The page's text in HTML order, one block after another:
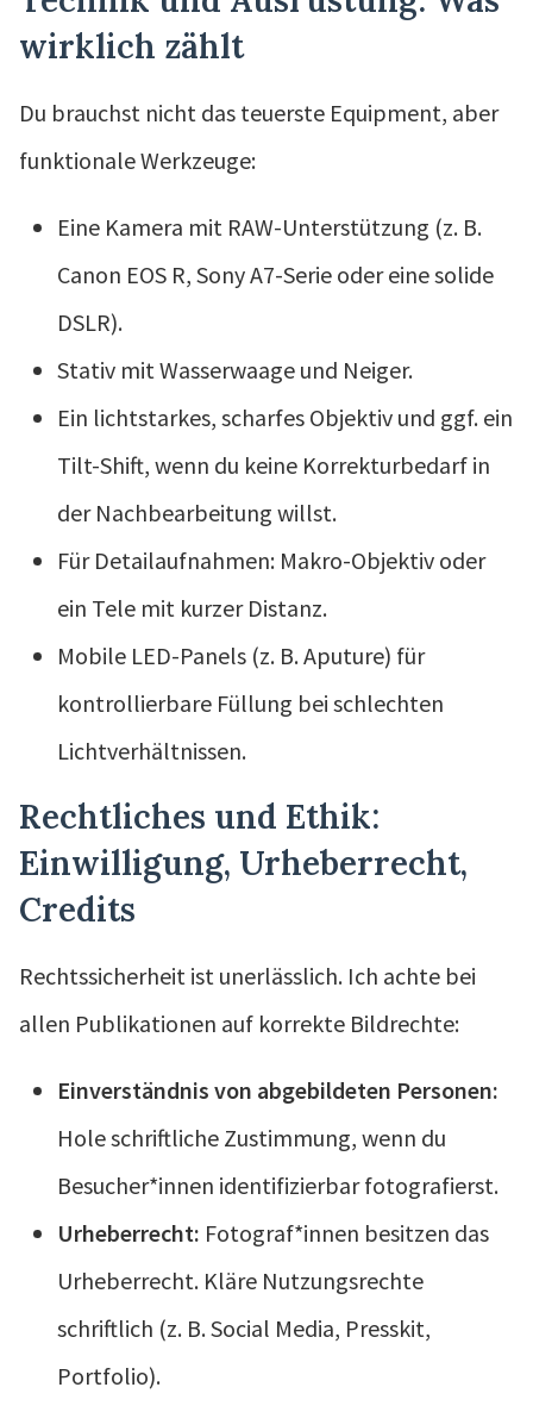
wirklich zählt
Du brauchst nicht das teuerste Equipment, aber
funktionale Werkzeuge:
Eine Kamera mit RAW-Unterstützung (z. B.
Canon EOS R, Sony A7-Serie oder eine solide
DSLR).
Stativ mit Wasserwaage und Neiger.
Ein lichtstarkes, scharfes Objektiv und ggf. ein
Tilt-Shift, wenn du keine Korrekturbedarf in
der Nachbearbeitung willst.
Für Detailaufnahmen: Makro-Objektiv oder
ein Tele mit kurzer Distanz.
Mobile LED-Panels (z. B. Aputure) für
kontrollierbare Füllung bei schlechten
Lichtverhältnissen.
Rechtliches und Ethik:
Einwilligung, Urheberrecht,
Credits
Rechtssicherheit ist unerlässlich. Ich achte bei
allen Publikationen auf korrekte Bildrechte:
Einverständnis von abgebildeten Personen:
Hole schriftliche Zustimmung, wenn du
Besucher*innen identifizierbar fotografierst.
Urheberrecht: Fotograf*innen besitzen das
Urheberrecht. Kläre Nutzungsrechte
schriftlich (z. B. Social Media, Presskit,
Portfolio).